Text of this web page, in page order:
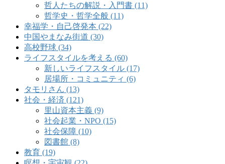
哲人たちの解説・入門書 (11)
哲学史・哲学全般 (11)
幸福学・自己啓発本 (22)
中国やまなみ街道 (30)
高校野球 (34)
ライフスタイルを考える (60)
新しいライフスタイル (17)
居場所・コミュニティ (6)
タモリさん (13)
社会・経済 (121)
里山資本主義 (9)
社会起業・NPO (15)
社会保障 (10)
図書館 (8)
教育 (19)